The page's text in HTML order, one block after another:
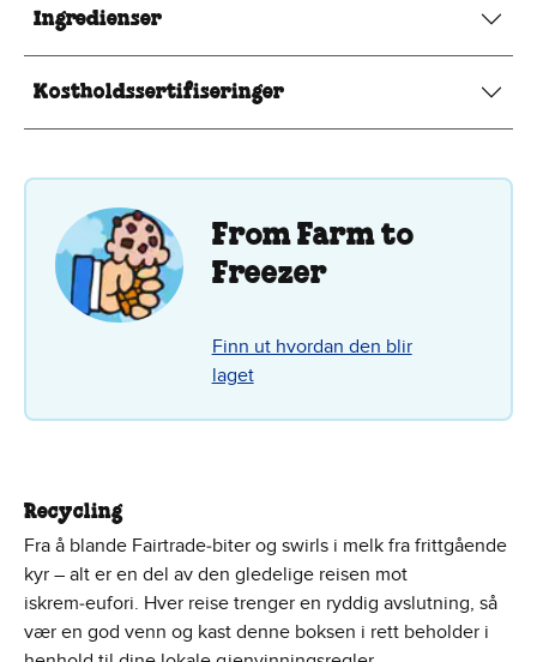
Ingredienser
Kostholdssertifiseringer
From Farm to
Freezer
Finn ut hvordan den blir
laget
Recycling
Fra å blande Fairtrade‑biter og swirls i melk fra frittgående
kyr – alt er en del av den gledelige reisen mot
iskrem‑eufori. Hver reise trenger en ryddig avslutning, så
vær en god venn og kast denne boksen i rett beholder i